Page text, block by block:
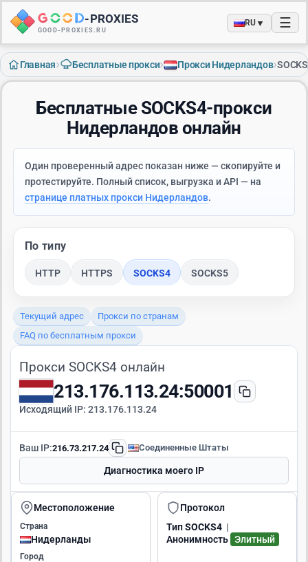
-PROXIES
GOOD-PROXIES.RU
RU▼ ☰
Главная› Бесплатные прокси› Прокси Нидерландов›
Бесплатные SOCKS4-прокси
Нидерландов онлайн
Один проверенный адрес показан ниже — скопируйте и
протестируйте. Полный список, выгрузка и API — на
странице платных прокси Нидерландов.
По типу
HTTP HTTPS SOCKS4 SOCKS5
Текущий адрес
Прокси по странам
FAQ по бесплатным прокси
Прокси SOCKS4 онлайн
213.176.113.24:50001
Исходящий IP: 213.176.113.24
Ваш IP:216.73.217.24 Соединенные Штаты
Диагностика моего IP
Местоположение
Страна
Нидерланды
Город
Протокол
ТипSOCKS4 |
Анонимность Элитный